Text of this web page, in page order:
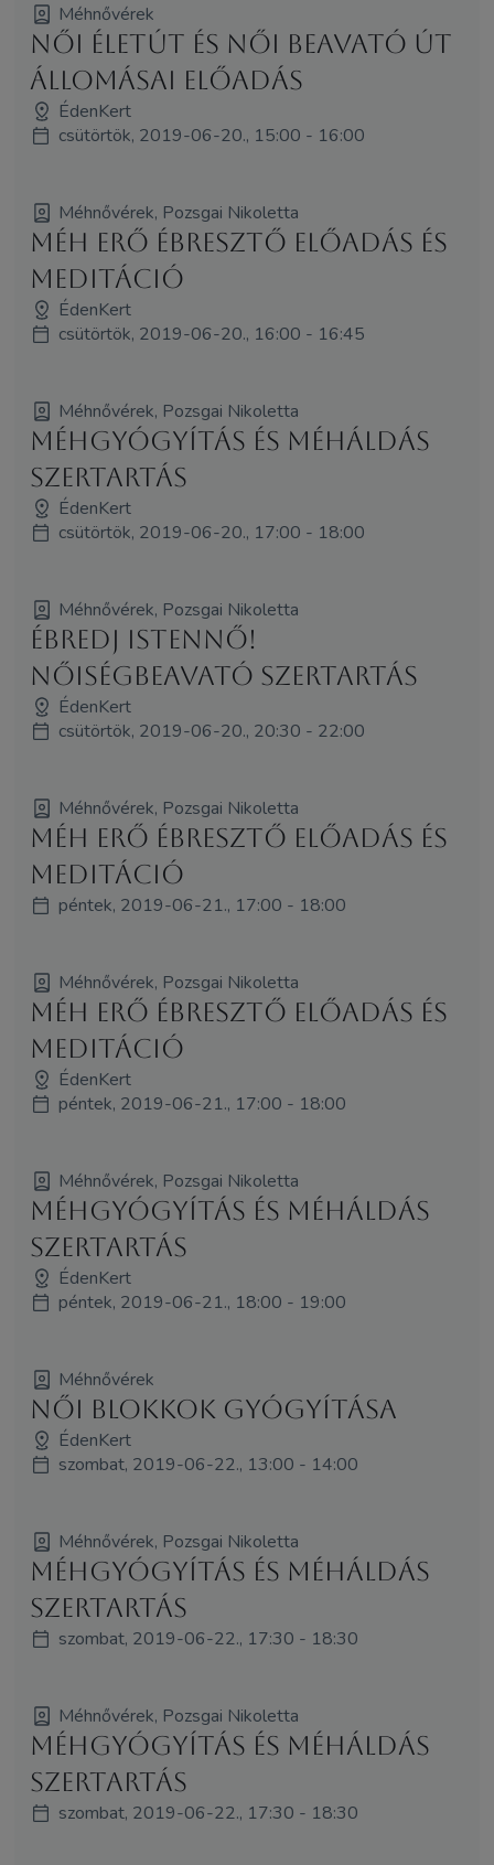
Méhnővérek
Női Életút és Női Beavató Út
állomásai előadás
ÉdenKert
csütörtök, 2019-06-20., 15:00 - 16:00
Méhnővérek, Pozsgai Nikoletta
Méh Erő Ébresztő előadás és
meditáció
ÉdenKert
csütörtök, 2019-06-20., 16:00 - 16:45
Méhnővérek, Pozsgai Nikoletta
Méhgyógyítás és MéhÁldás
szertartás
ÉdenKert
csütörtök, 2019-06-20., 17:00 - 18:00
Méhnővérek, Pozsgai Nikoletta
Ébredj Istennő!
NőiségBeAvató Szertartás
ÉdenKert
csütörtök, 2019-06-20., 20:30 - 22:00
Méhnővérek, Pozsgai Nikoletta
Méh Erő Ébresztő előadás és
meditáció
péntek, 2019-06-21., 17:00 - 18:00
Méhnővérek, Pozsgai Nikoletta
Méh Erő Ébresztő előadás és
meditáció
ÉdenKert
péntek, 2019-06-21., 17:00 - 18:00
Méhnővérek, Pozsgai Nikoletta
Méhgyógyítás és MéhÁldás
szertartás
ÉdenKert
péntek, 2019-06-21., 18:00 - 19:00
Méhnővérek
Női Blokkok Gyógyítása
ÉdenKert
szombat, 2019-06-22., 13:00 - 14:00
Méhnővérek, Pozsgai Nikoletta
Méhgyógyítás és MéhÁldás
szertartás
szombat, 2019-06-22., 17:30 - 18:30
Méhnővérek, Pozsgai Nikoletta
Méhgyógyítás és MéhÁldás
szertartás
szombat, 2019-06-22., 17:30 - 18:30